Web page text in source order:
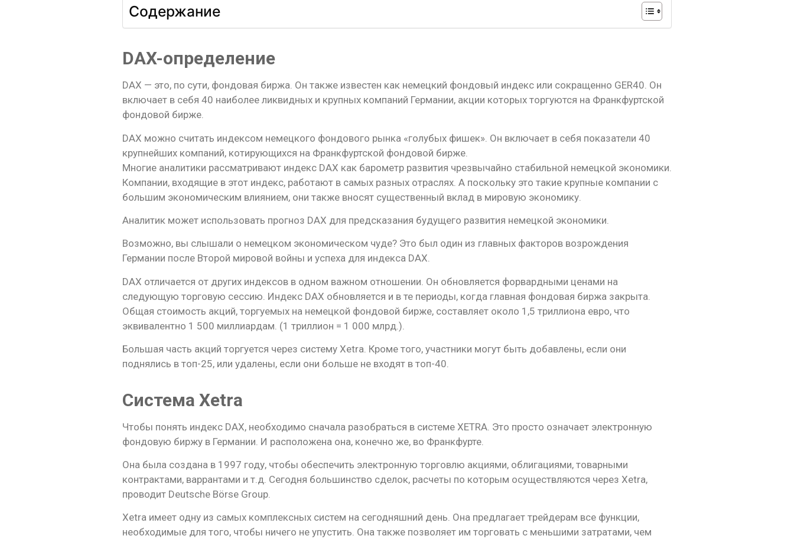
Содержание
DAX-определение
DAX — это, по сути, фондовая биржа. Он также известен как немецкий фондовый индекс или сокращенно GER40. Он
включает в себя 40 наиболее ликвидных и крупных компаний Германии, акции которых торгуются на Франкфуртской
фондовой бирже.
DAX можно считать индексом немецкого фондового рынка «голубых фишек». Он включает в себя показатели 40
крупнейших компаний, котирующихся на Франкфуртской фондовой бирже.
Многие аналитики рассматривают индекс DAX как барометр развития чрезвычайно стабильной немецкой экономики.
Компании, входящие в этот индекс, работают в самых разных отраслях. А поскольку это такие крупные компании с
большим экономическим влиянием, они также вносят существенный вклад в мировую экономику.
Аналитик может использовать прогноз DAX для предсказания будущего развития немецкой экономики.
Возможно, вы слышали о немецком экономическом чуде? Это был один из главных факторов возрождения
Германии после Второй мировой войны и успеха для индекса DAX.
DAX отличается от других индексов в одном важном отношении. Он обновляется форвардными ценами на
следующую торговую сессию. Индекс DAX обновляется и в те периоды, когда главная фондовая биржа закрыта.
Общая стоимость акций, торгуемых на немецкой фондовой бирже, составляет около 1,5 триллиона евро, что
эквивалентно 1 500 миллиардам. (1 триллион = 1 000 млрд.).
Большая часть акций торгуется через систему Xetra. Кроме того, участники могут быть добавлены, если они
поднялись в топ-25, или удалены, если они больше не входят в топ-40.
Система Xetra
Чтобы понять индекс DAX, необходимо сначала разобраться в системе XETRA. Это просто означает электронную
фондовую биржу в Германии. И расположена она, конечно же, во Франкфурте.
Она была создана в 1997 году, чтобы обеспечить электронную торговлю акциями, облигациями, товарными
контрактами, варрантами и т.д. Сегодня большинство сделок, расчеты по которым осуществляются через Xetra,
проводит Deutsche Börse Group.
Xetra имеет одну из самых комплексных систем на сегодняшний день. Она предлагает трейдерам все функции,
необходимые для того, чтобы ничего не упустить. Она также позволяет им торговать с меньшими затратами, чем